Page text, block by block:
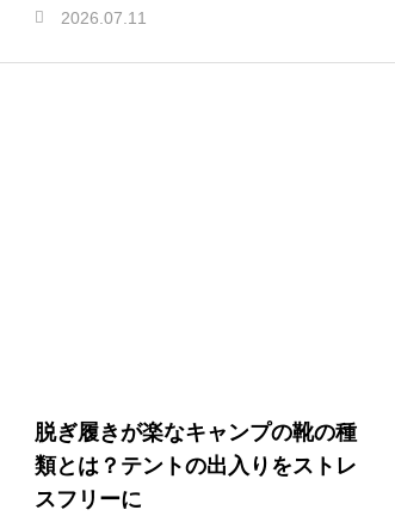
2026.07.11
脱ぎ履きが楽なキャンプの靴の種
類とは？テントの出入りをストレ
スフリーに